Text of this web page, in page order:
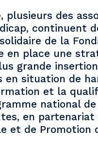
plusieurs des
continuent
de la
place une
grande
en situation de
et la
national
en partenariat
et de Promotion